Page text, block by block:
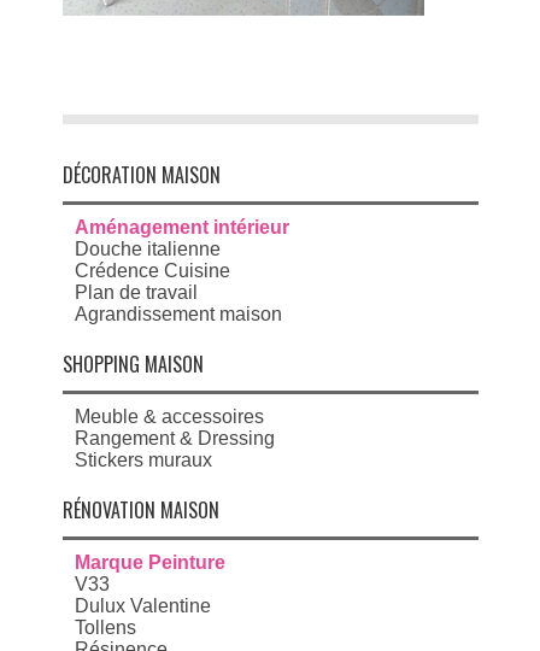
DÉCORATION MAISON
Aménagement intérieur
Douche italienne
Crédence Cuisine
Plan de travail
Agrandissement maison
SHOPPING MAISON
Meuble & accessoires
Rangement & Dressing
Stickers muraux
RÉNOVATION MAISON
Marque Peinture
V33
Dulux Valentine
Tollens